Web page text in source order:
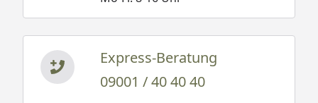
Express-Beratung
09001 / 40 40 40